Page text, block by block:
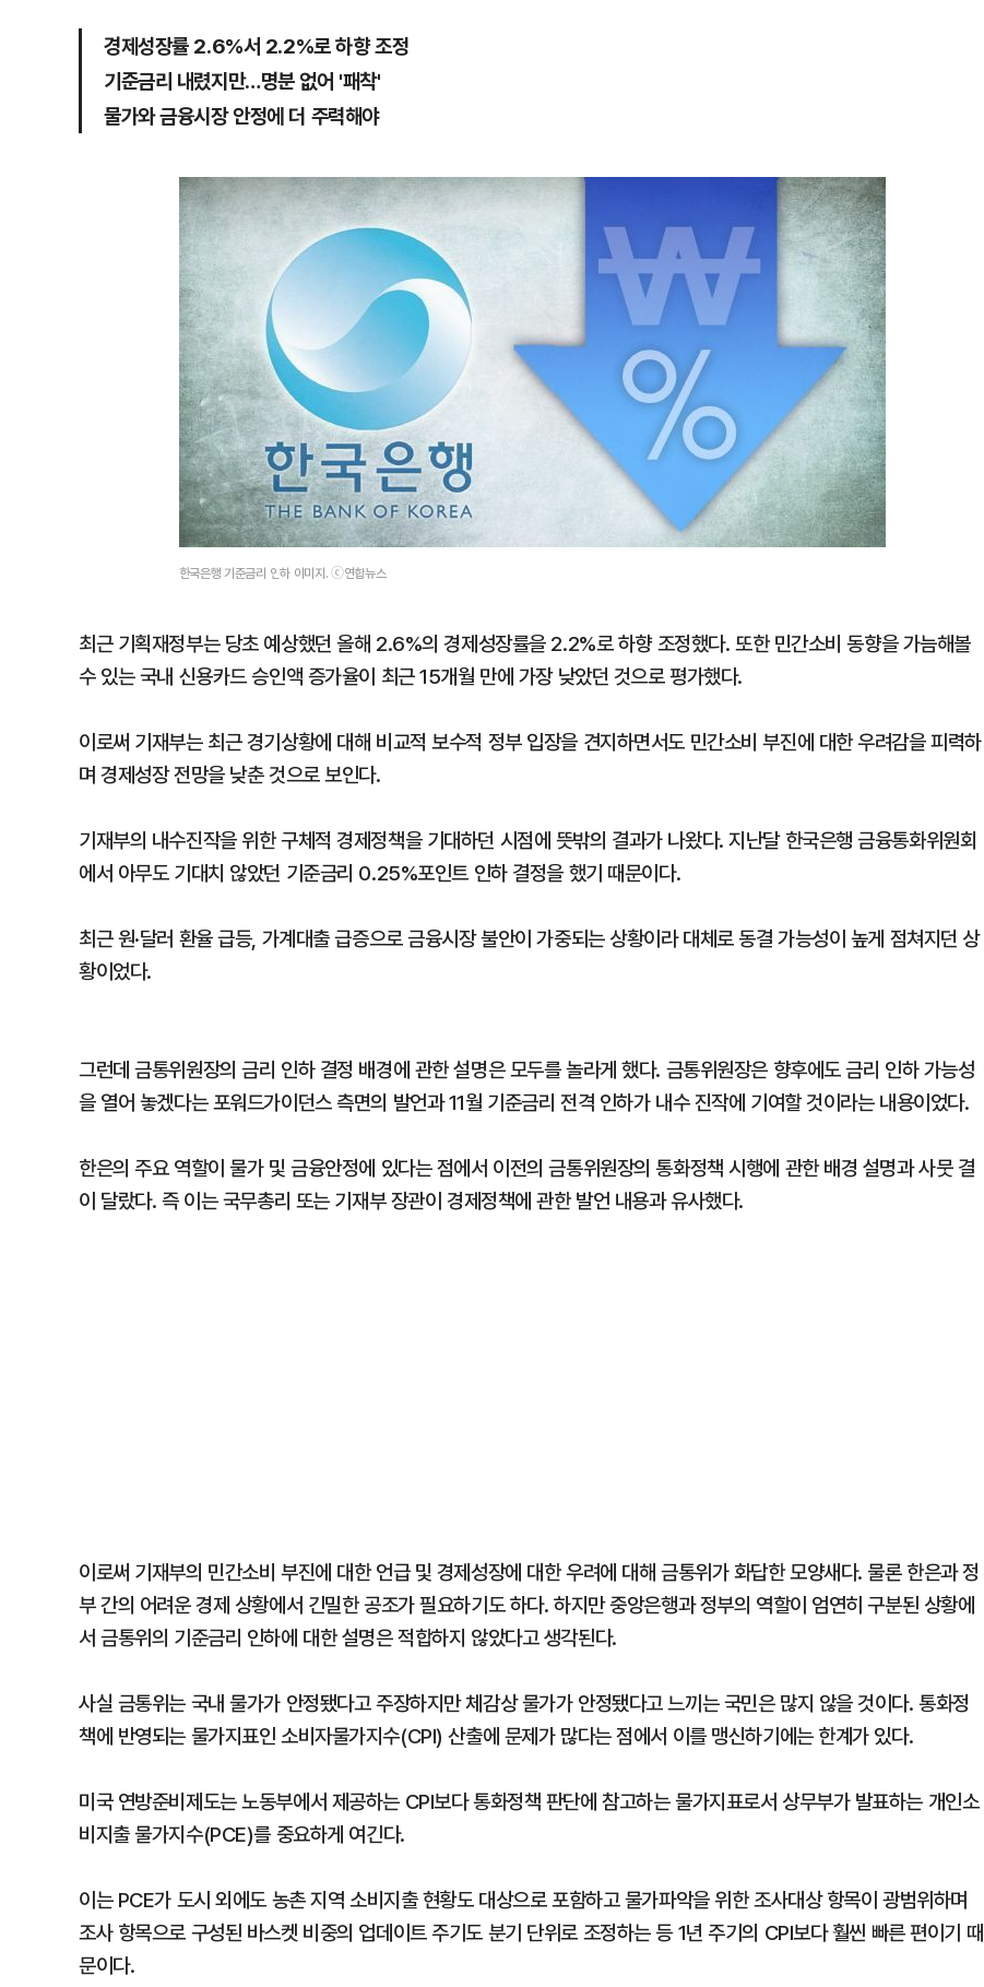
경제성장률 2.6%서 2.2%로 하향 조정
기준금리 내렸지만…명분 없어 '패착'
물가와 금융시장 안정에 더 주력해야
한국은행 기준금리 인하 이미지. ⓒ연합뉴스
최근 기획재정부는 당초 예상했던 올해 2.6%의 경제성장률을 2.2%로 하향 조정했다. 또한 민간소비 동향을 가늠해볼
수 있는 국내 신용카드 승인액 증가율이 최근 15개월 만에 가장 낮았던 것으로 평가했다.
이로써 기재부는 최근 경기상황에 대해 비교적 보수적 정부 입장을 견지하면서도 민간소비 부진에 대한 우려감을 피력하
며 경제성장 전망을 낮춘 것으로 보인다.
기재부의 내수진작을 위한 구체적 경제정책을 기대하던 시점에 뜻밖의 결과가 나왔다. 지난달 한국은행 금융통화위원회
에서 아무도 기대치 않았던 기준금리 0.25%포인트 인하 결정을 했기 때문이다.
최근 원·달러 환율 급등, 가계대출 급증으로 금융시장 불안이 가중되는 상황이라 대체로 동결 가능성이 높게 점쳐지던 상
황이었다.
그런데 금통위원장의 금리 인하 결정 배경에 관한 설명은 모두를 놀라게 했다. 금통위원장은 향후에도 금리 인하 가능성
을 열어 놓겠다는 포워드가이던스 측면의 발언과 11월 기준금리 전격 인하가 내수 진작에 기여할 것이라는 내용이었다.
한은의 주요 역할이 물가 및 금융안정에 있다는 점에서 이전의 금통위원장의 통화정책 시행에 관한 배경 설명과 사뭇 결
이 달랐다. 즉 이는 국무총리 또는 기재부 장관이 경제정책에 관한 발언 내용과 유사했다.
이로써 기재부의 민간소비 부진에 대한 언급 및 경제성장에 대한 우려에 대해 금통위가 화답한 모양새다. 물론 한은과 정
부 간의 어려운 경제 상황에서 긴밀한 공조가 필요하기도 하다. 하지만 중앙은행과 정부의 역할이 엄연히 구분된 상황에
서 금통위의 기준금리 인하에 대한 설명은 적합하지 않았다고 생각된다.
사실 금통위는 국내 물가가 안정됐다고 주장하지만 체감상 물가가 안정됐다고 느끼는 국민은 많지 않을 것이다. 통화정
책에 반영되는 물가지표인 소비자물가지수(CPI) 산출에 문제가 많다는 점에서 이를 맹신하기에는 한계가 있다.
미국 연방준비제도는 노동부에서 제공하는 CPI보다 통화정책 판단에 참고하는 물가지표로서 상무부가 발표하는 개인소
비지출 물가지수(PCE)를 중요하게 여긴다.
이는 PCE가 도시 외에도 농촌 지역 소비지출 현황도 대상으로 포함하고 물가파악을 위한 조사대상 항목이 광범위하며
조사 항목으로 구성된 바스켓 비중의 업데이트 주기도 분기 단위로 조정하는 등 1년 주기의 CPI보다 훨씬 빠른 편이기 때
문이다.